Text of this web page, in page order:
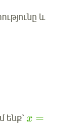
և
ենք՝ x =